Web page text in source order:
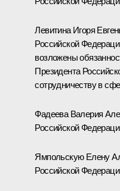
ЛевитинаИгоря
Российской
возложены
Президента
сотрудничеству в
ФадееваВалерия
Российской
Ямпольскую Елену
Российской